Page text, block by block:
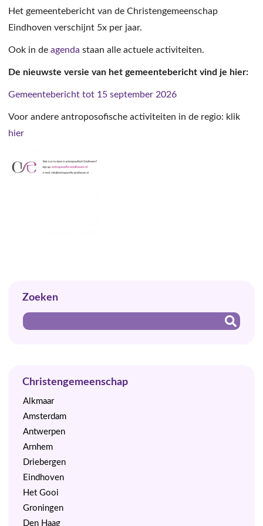
Het gemeentebericht van de Christengemeenschap
Eindhoven verschijnt 5x per jaar.
Ook in deagenda staan alle actuele activiteiten.
De nieuwste versie van het gemeentebericht vind je hier:
Gemeentebericht tot 15 september 2026
Voor andere antroposofische activiteiten in de regio: klik
hier
Zoeken
Christengemeenschap
Alkmaar
Amsterdam
Antwerpen
Arnhem
Driebergen
Eindhoven
Het Gooi
Groningen
Den Haag